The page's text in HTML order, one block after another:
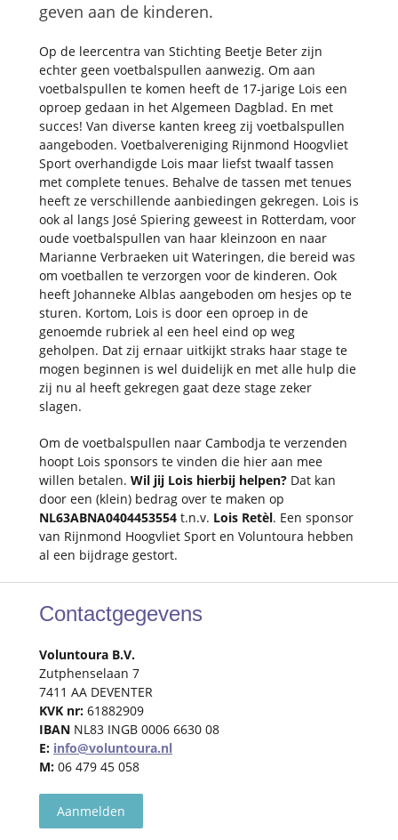
geven aan de kinderen.
Op de leercentra van Stichting Beetje Beter zijn
echter geen voetbalspullen aanwezig. Om aan
voetbalspullen te komen heeft de 17-jarige Lois een
oproep gedaan in het Algemeen Dagblad. En met
succes! Van diverse kanten kreeg zij voetbalspullen
aangeboden. Voetbalvereniging Rijnmond Hoogvliet
Sport overhandigde Lois maar liefst twaalf tassen
met complete tenues. Behalve de tassen met tenues
heeft ze verschillende aanbiedingen gekregen. Lois is
ook al langs José Spiering geweest in Rotterdam, voor
oude voetbalspullen van haar kleinzoon en naar
Marianne Verbraeken uit Wateringen, die bereid was
om voetballen te verzorgen voor de kinderen. Ook
heeft Johanneke Alblas aangeboden om hesjes op te
sturen. Kortom, Lois is door een oproep in de
genoemde rubriek al een heel eind op weg
geholpen. Dat zij ernaar uitkijkt straks haar stage te
mogen beginnen is wel duidelijk en met alle hulp die
zij nu al heeft gekregen gaat deze stage zeker
slagen.
Om de voetbalspullen naar Cambodja te verzenden
hoopt Lois sponsors te vinden die hier aan mee
willen betalen. Wil jij Lois hierbij helpen? Dat kan
door een (klein) bedrag over te maken op
NL63ABNA0404453554 t.n.v. Lois Retèl. Een sponsor
van Rijnmond Hoogvliet Sport en Voluntoura hebben
al een bijdrage gestort.
Contactgegevens
Voluntoura B.V.
Zutphenselaan 7
7411 AA DEVENTER
KVK nr: 61882909
IBAN NL83 INGB 0006 6630 08
E: info@voluntoura.nl
M: 06 479 45 058
Aanmelden